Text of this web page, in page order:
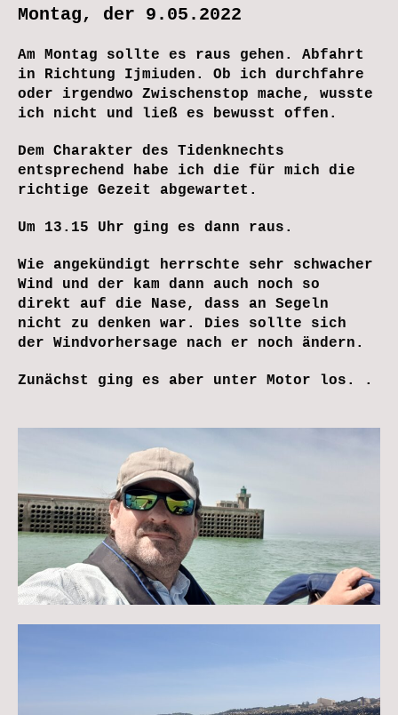
Montag, der 9.05.2022
Am Montag sollte es raus gehen. Abfahrt
in Richtung Ijmiuden. Ob ich durchfahre
oder irgendwo Zwischenstop mache, wusste
ich nicht und ließ es bewusst offen.
Dem Charakter des Tidenknechts
entsprechend habe ich die für mich die
richtige Gezeit abgewartet.
Um 13.15 Uhr ging es dann raus.
Wie angekündigt herrschte sehr schwacher
Wind und der kam dann auch noch so
direkt auf die Nase, dass an Segeln
nicht zu denken war. Dies sollte sich
der Windvorhersage nach er noch ändern.
Zunächst ging es aber unter Motor los. .